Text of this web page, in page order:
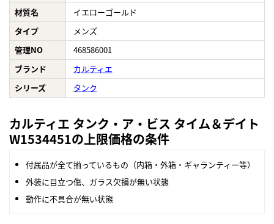
材質名
イエローゴールド
タイプ
メンズ
管理NO
468586001
ブランド
カルティエ
シリーズ
タンク
カルティエ タンク・ア・ビス タイム＆デイト
W1534451の上限価格の条件
付属品が全て揃っているもの（内箱・外箱・ギャランティー等）
外装に目立つ傷、ガラス欠損が無い状態
動作に不具合が無い状態